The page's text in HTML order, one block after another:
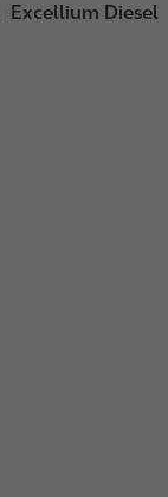
Excellium Diesel